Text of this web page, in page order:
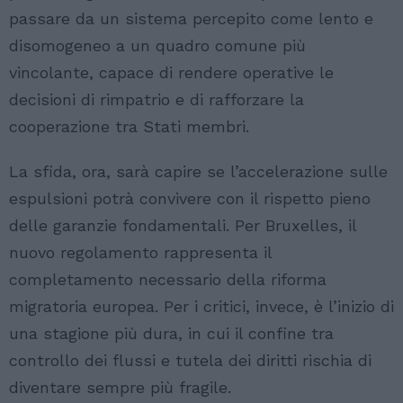
passare da un sistema percepito come lento e
disomogeneo a un quadro comune più
vincolante, capace di rendere operative le
decisioni di rimpatrio e di rafforzare la
cooperazione tra Stati membri.
La sfida, ora, sarà capire se l’accelerazione sulle
espulsioni potrà convivere con il rispetto pieno
delle garanzie fondamentali. Per Bruxelles, il
nuovo regolamento rappresenta il
completamento necessario della riforma
migratoria europea. Per i critici, invece, è l’inizio di
una stagione più dura, in cui il confine tra
controllo dei flussi e tutela dei diritti rischia di
diventare sempre più fragile.